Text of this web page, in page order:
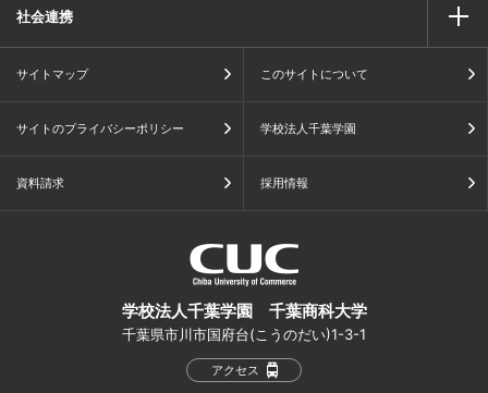
社会連携
サイトマップ このサイトについて
サイトのプライバシーポリシー 学校法人千葉学園
資料請求 採用情報
学校法人千葉学園 千葉商科大学
千葉県市川市国府台(こうのだい)1-3-1
アクセス